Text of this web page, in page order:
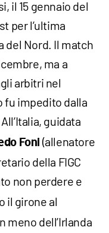
il 15 gennaio del
per l’ultima
del Nord. Il match
ma a
arbitri nel
fu impedito dalla
guidata
Foni (allenatore
della FIGC
non perdere e
il girone al
meno dell’Irlanda